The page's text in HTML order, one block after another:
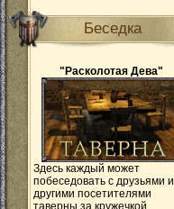
Беседка
"Расколотая Дева"
Здесь каждый может
побеседовать с друзьями и
другими посетителями
таверны за кружечкой